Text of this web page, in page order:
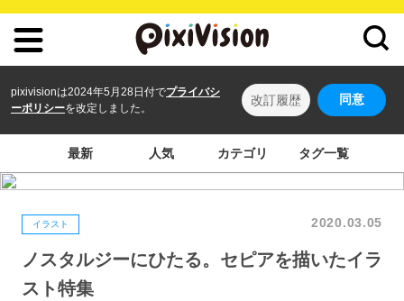
pixivisionは2024年5月28日付でプライバシ
ーポリシーを改定しました。
改訂履歴 同意
最新 人気 カテゴリ タグ一覧
イラスト 2020.03.05
ノスタルジーにひたる。セピアを描いたイラ
スト特集